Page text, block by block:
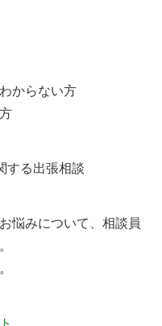
からない方
する出張相談
悩みについて、相談員